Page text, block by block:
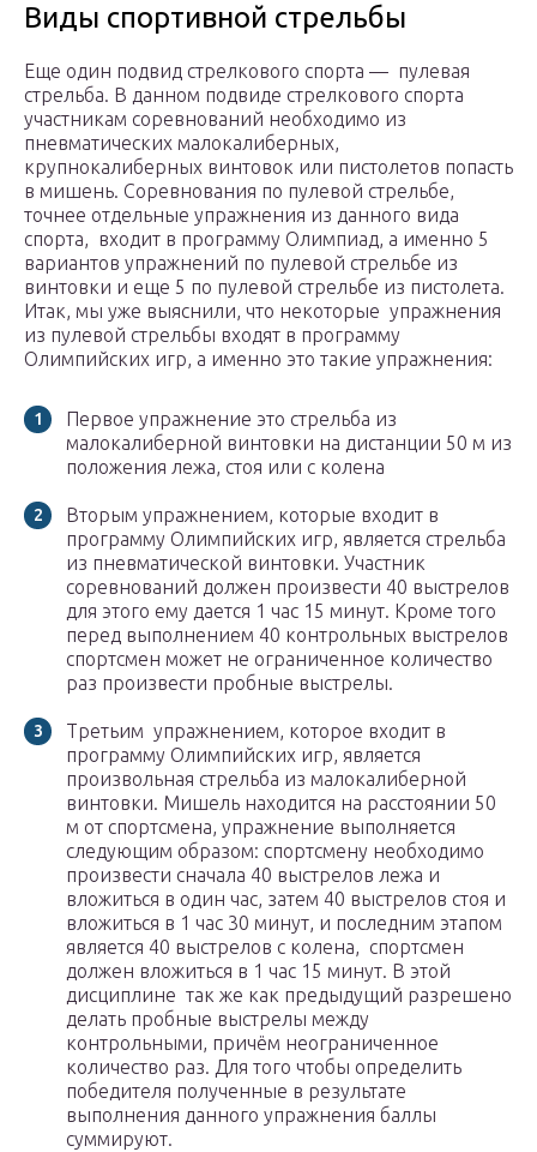
Виды спортивной стрельбы
Еще один подвид стрелкового спорта — пулевая
стрельба. В данном подвиде стрелкового спорта
участникам соревнований необходимо из
пневматических малокалиберных,
крупнокалиберных винтовок или пистолетов попасть
в мишень. Соревнования по пулевой стрельбе,
точнее отдельные упражнения из данного вида
спорта, входит в программу Олимпиад, а именно 5
вариантов упражнений по пулевой стрельбе из
винтовки и еще 5 по пулевой стрельбе из пистолета.
Итак, мы уже выяснили, что некоторые упражнения
из пулевой стрельбы входят в программу
Олимпийских игр, а именно это такие упражнения:
Первое упражнение это стрельба из
малокалиберной винтовки на дистанции 50 м из
положения лежа, стоя или с колена
Вторым упражнением, которые входит в
программу Олимпийских игр, является стрельба
из пневматической винтовки. Участник
соревнований должен произвести 40 выстрелов
для этого ему дается 1 час 15 минут. Кроме того
перед выполнением 40 контрольных выстрелов
спортсмен может не ограниченное количество
раз произвести пробные выстрелы.
Третьим упражнением, которое входит в
программу Олимпийских игр, является
произвольная стрельба из малокалиберной
винтовки. Мишель находится на расстоянии 50
м от спортсмена, упражнение выполняется
следующим образом: спортсмену необходимо
произвести сначала 40 выстрелов лежа и
вложиться в один час, затем 40 выстрелов стоя и
вложиться в 1 час 30 минут, и последним этапом
является 40 выстрелов с колена, спортсмен
должен вложиться в 1 час 15 минут. В этой
дисциплине так же как предыдущий разрешено
делать пробные выстрелы между
контрольными, причём неограниченное
количество раз. Для того чтобы определить
победителя полученные в результате
выполнения данного упражнения баллы
суммируют.